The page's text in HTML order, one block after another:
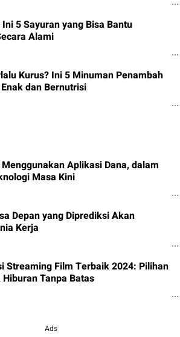
5 Sayuran yang Bisa Bantu
Alami
Kurus? Ini 5 Minuman Penambah
dan Bernutrisi
Aplikasi Dana, dalam
Masa Kini
Depan yang Diprediksi Akan
Kerja
Streaming Film Terbaik 2024: Pilihan
Tanpa Batas
Ads